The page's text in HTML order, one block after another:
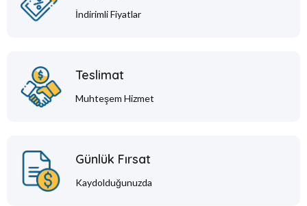
İndirimli Fiyatlar
Teslimat
Muhteşem Hizmet
Günlük Fırsat
Kaydolduğunuzda